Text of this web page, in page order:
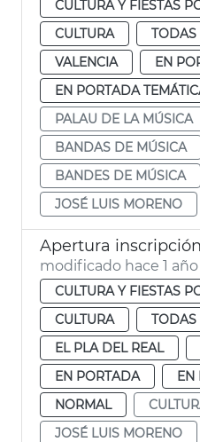
CULTURA Y FIESTAS
CULTURA
TODAS
VALENCIA
EN
EN PORTADA
PALAU DE LA MÚSICA
BANDAS DE MÚSICA
BANDES DE MÚSICA
JOSÉ LUIS MORENO
Apertura
modificado hace 1 año
CULTURA Y FIESTAS
CULTURA
TODAS
EL PLA DEL REAL
EN PORTADA
EN
NORMAL
JOSÉ LUIS MORENO